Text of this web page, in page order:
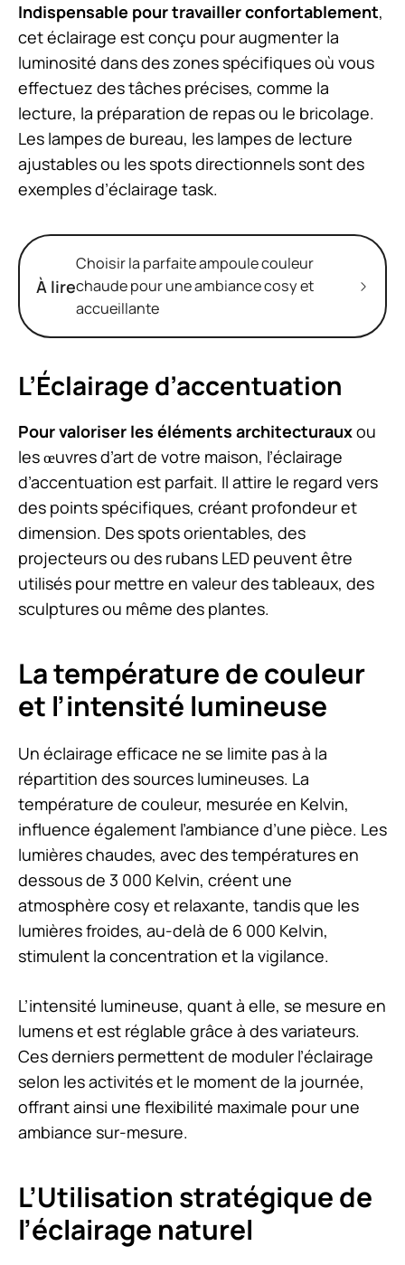
Indispensable pour travailler confortablement,
cet éclairage est conçu pour augmenter la
luminosité dans des zones spécifiques où vous
effectuez des tâches précises, comme la
lecture, la préparation de repas ou le bricolage.
Les lampes de bureau, les lampes de lecture
ajustables ou les spots directionnels sont des
exemples d’éclairage task.
À lire
Choisir la parfaite ampoule couleur
chaude pour une ambiance cosy et
accueillante
L’Éclairage d’accentuation
Pour valoriser les éléments architecturauxou
les œuvres d’art de votre maison, l’éclairage
d’accentuation est parfait. Il attire le regard vers
des points spécifiques, créant profondeur et
dimension. Des spots orientables, des
projecteurs ou des rubans LED peuvent être
utilisés pour mettre en valeur des tableaux, des
sculptures ou même des plantes.
La température de couleur
et l’intensité lumineuse
Un éclairage efficace ne se limite pas à la
répartition des sources lumineuses. La
température de couleur, mesurée en Kelvin,
influence également l’ambiance d’une pièce. Les
lumières chaudes, avec des températures en
dessous de 3 000 Kelvin, créent une
atmosphère cosy et relaxante, tandis que les
lumières froides, au-delà de 6 000 Kelvin,
stimulent la concentration et la vigilance.
L’intensité lumineuse, quant à elle, se mesure en
lumens et est réglable grâce à des variateurs.
Ces derniers permettent de moduler l’éclairage
selon les activités et le moment de la journée,
offrant ainsi une flexibilité maximale pour une
ambiance sur-mesure.
L’Utilisation stratégique de
l’éclairage naturel